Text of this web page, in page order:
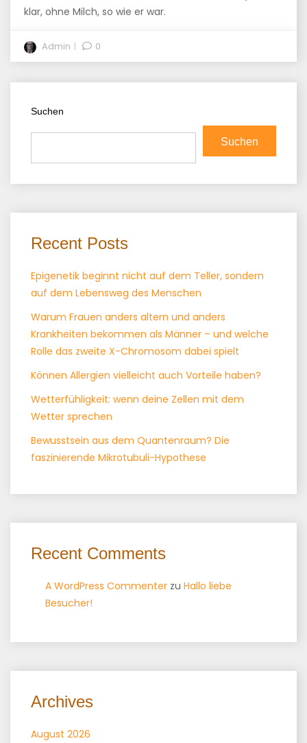
klar, ohne Milch, so wie er war.
Admin 0
Suchen
Suchen
Recent Posts
Epigenetik beginnt nicht auf dem Teller, sondern
auf dem Lebensweg des Menschen
Warum Frauen anders altern und anders
Krankheiten bekommen als Männer – und welche
Rolle das zweite X-Chromosom dabei spielt
Können Allergien vielleicht auch Vorteile haben?
Wetterfühligkeit: wenn deine Zellen mit dem
Wetter sprechen
Bewusstsein aus dem Quantenraum? Die
faszinierende Mikrotubuli-Hypothese
Recent Comments
A WordPress Commenter zu Hallo liebe
Besucher!
Archives
August 2026